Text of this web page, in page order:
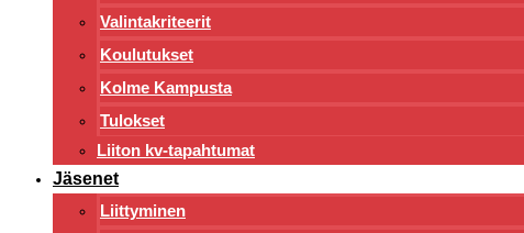
Valintakriteerit
Koulutukset
Kolme Kampusta
Tulokset
Liiton kv-tapahtumat
Jäsenet
Liittyminen